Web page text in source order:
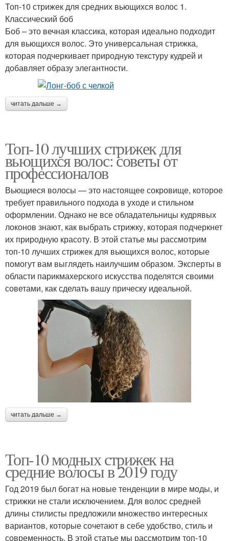
Топ-10 стрижек для средних вьющихся волос 1.
Классический боб
Боб – это вечная классика, которая идеально подходит
для вьющихся волос. Это универсальная стрижка,
которая подчеркивает природную текстуру кудрей и
добавляет образу элегантности.
читать дальше →
Топ-10 лучших стрижек для
вьющихся волос: советы от
профессионалов
Вьющиеся волосы — это настоящее сокровище, которое
требует правильного подхода в уходе и стильном
оформлении. Однако не все обладательницы кудрявых
локонов знают, как выбрать стрижку, которая подчеркнет
их природную красоту. В этой статье мы рассмотрим
топ-10 лучших стрижек для вьющихся волос, которые
помогут вам выглядеть наилучшим образом. Эксперты в
области парикмахерского искусства поделятся своими
советами, как сделать вашу прическу идеальной.
читать дальше →
Топ-10 модных стрижек на
средние волосы в 2019 году
Год 2019 был богат на новые тенденции в мире моды, и
стрижки не стали исключением. Для волос средней
длины стилисты предложили множество интересных
вариантов, которые сочетают в себе удобство, стиль и
современность. В этой статье мы рассмотрим топ-10